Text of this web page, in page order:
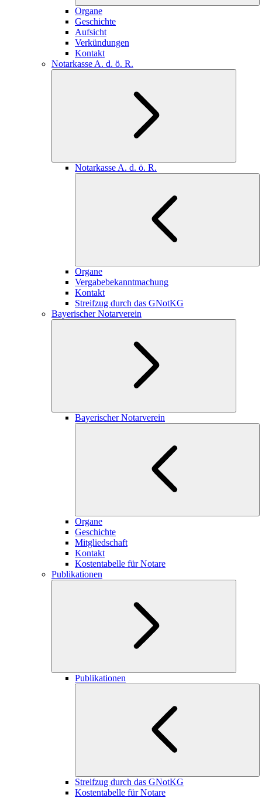
Organe
Geschichte
Aufsicht
Verkündungen
Kontakt
Notarkasse A. d. ö. R.
Notarkasse A. d. ö. R.
Organe
Vergabebekanntmachung
Kontakt
Streifzug durch das GNotKG
Bayerischer Notarverein
Bayerischer Notarverein
Organe
Geschichte
Mitgliedschaft
Kontakt
Kostentabelle für Notare
Publikationen
Publikationen
Streifzug durch das GNotKG
Kostentabelle für Notare